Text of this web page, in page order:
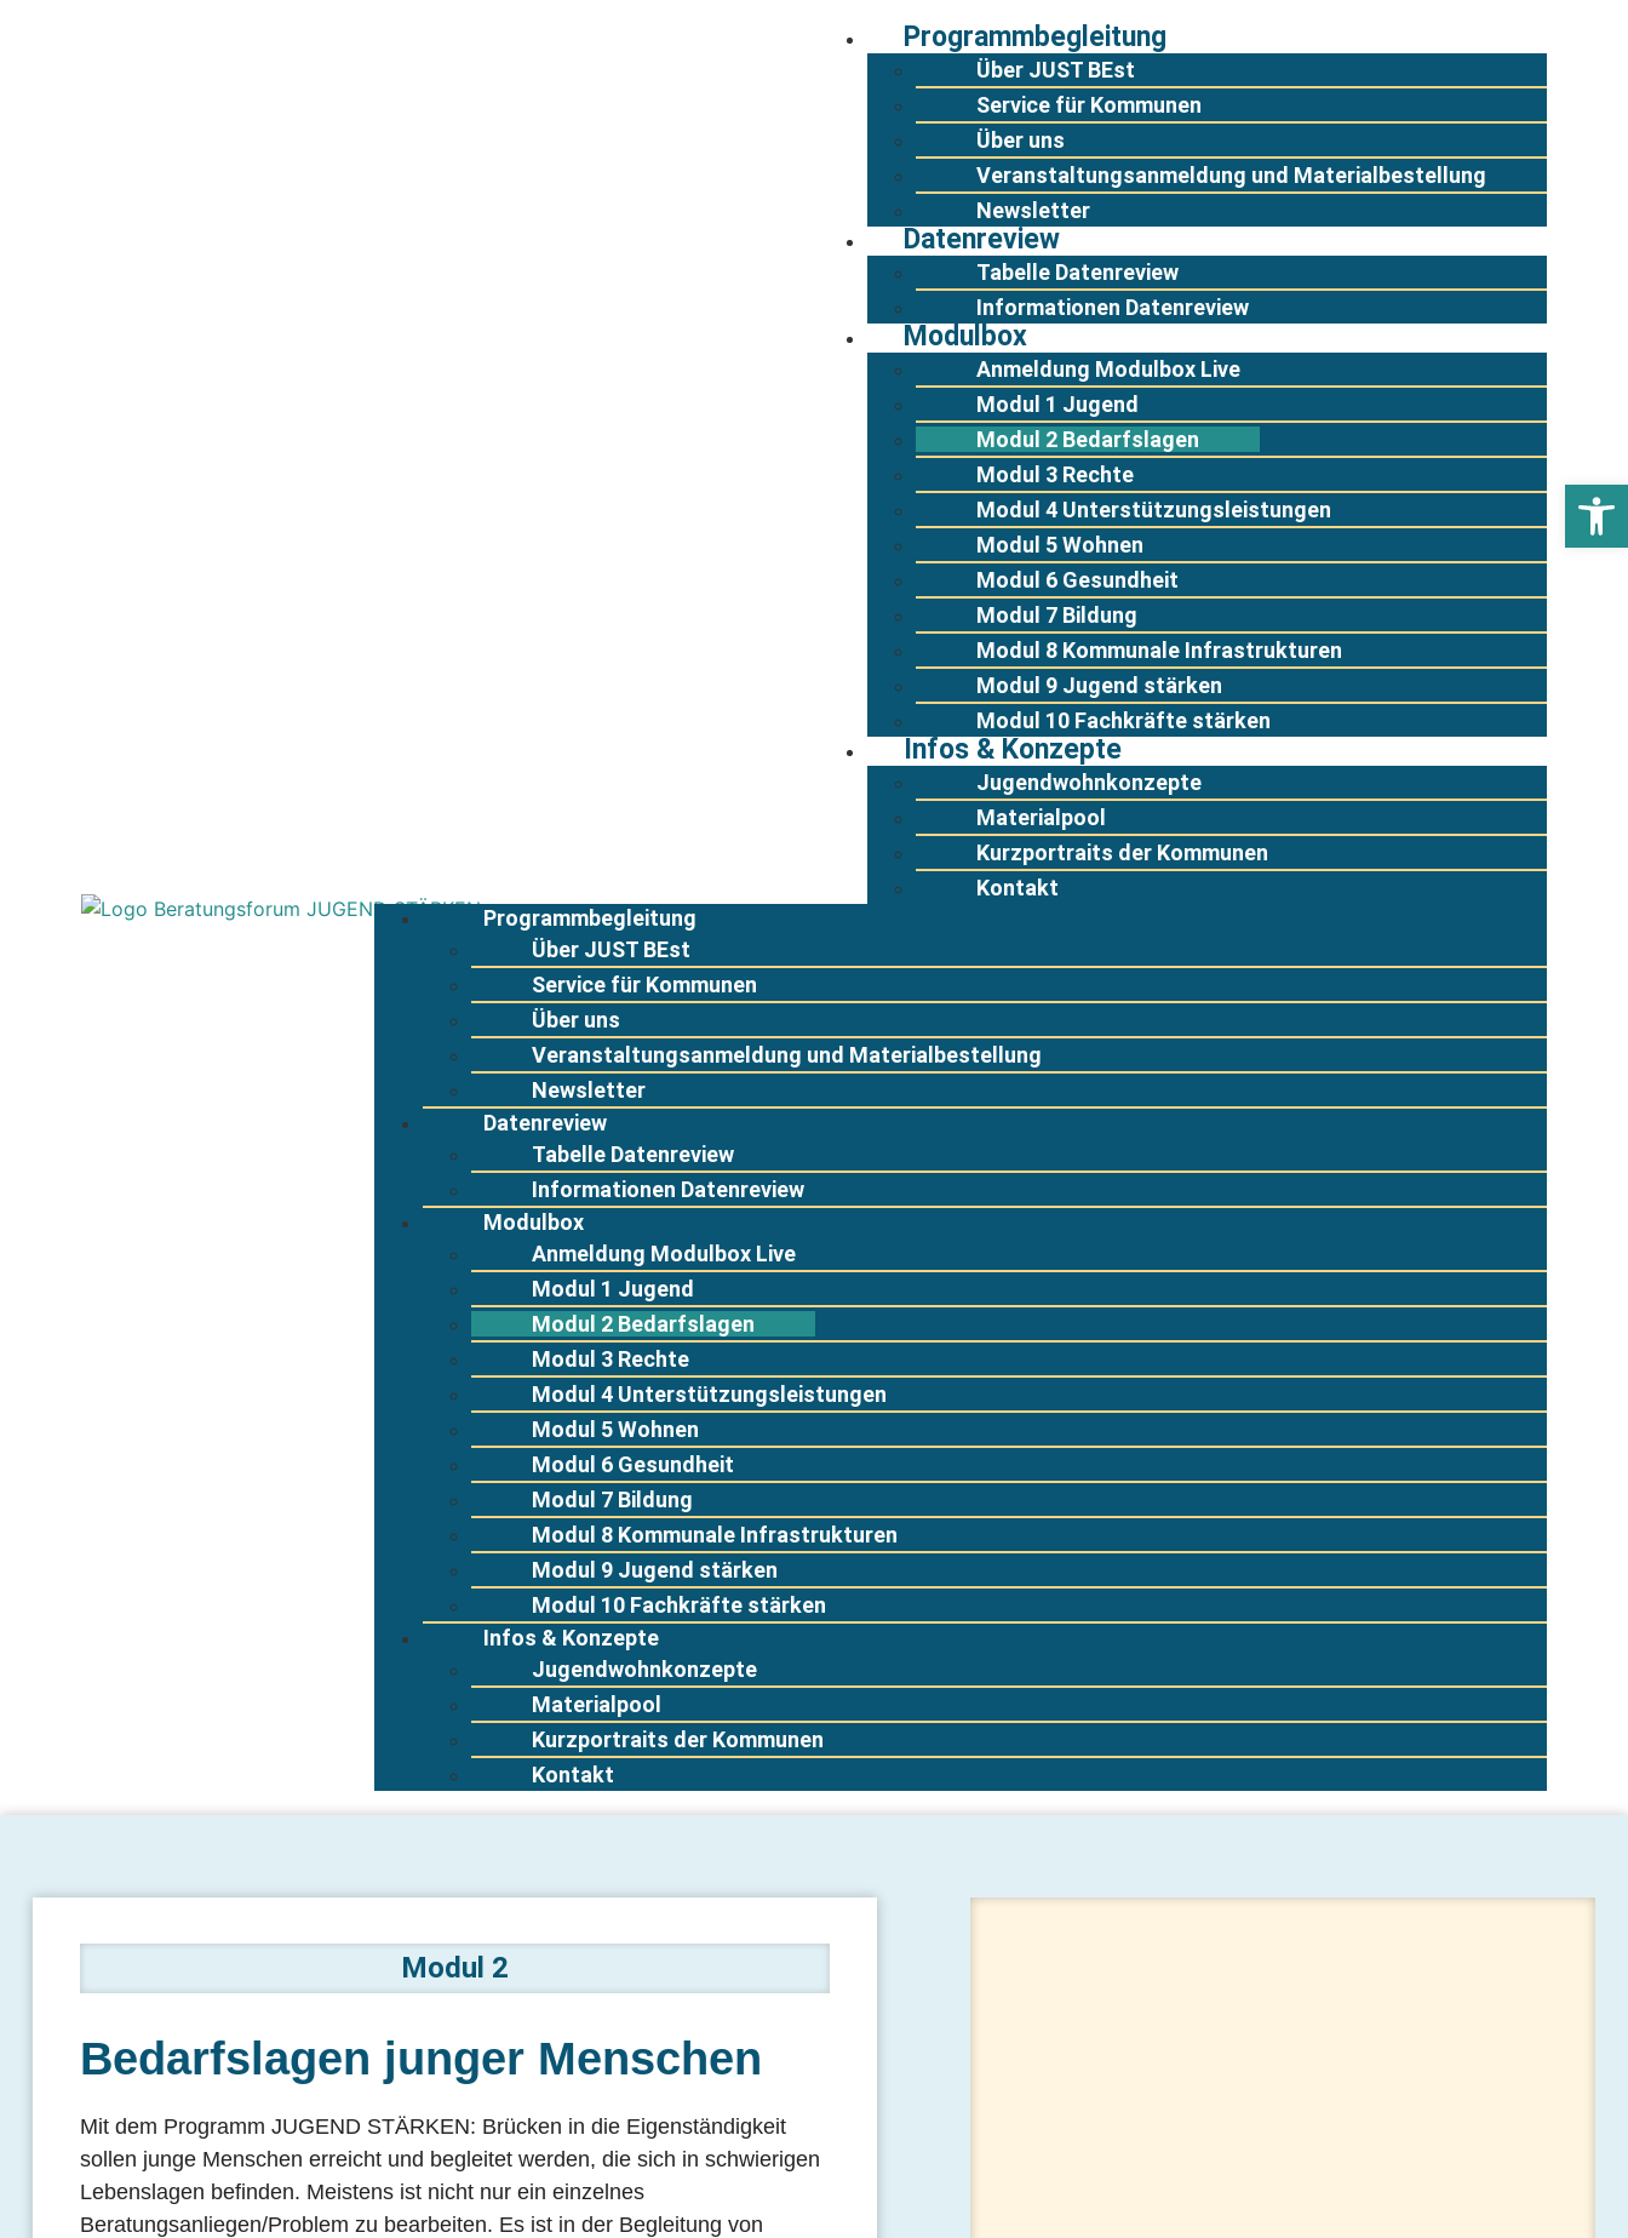
Programmbegleitung
Über JUST BEst
Service für Kommunen
Über uns
Veranstaltungsanmeldung und Materialbestellung
Newsletter
Datenreview
Tabelle Datenreview
Informationen Datenreview
Modulbox
Anmeldung Modulbox Live
Modul 1 Jugend
Modul 2 Bedarfslagen
Modul 3 Rechte
Modul 4 Unterstützungsleistungen
Modul 5 Wohnen
Modul 6 Gesundheit
Modul 7 Bildung
Modul 8 Kommunale Infrastrukturen
Modul 9 Jugend stärken
Modul 10 Fachkräfte stärken
Infos & Konzepte
Jugendwohnkonzepte
Materialpool
Kurzportraits der Kommunen
Kontakt
Programmbegleitung
Über JUST BEst
Service für Kommunen
Über uns
Veranstaltungsanmeldung und Materialbestellung
Newsletter
Datenreview
Tabelle Datenreview
Informationen Datenreview
Modulbox
Anmeldung Modulbox Live
Modul 1 Jugend
Modul 2 Bedarfslagen
Modul 3 Rechte
Modul 4 Unterstützungsleistungen
Modul 5 Wohnen
Modul 6 Gesundheit
Modul 7 Bildung
Modul 8 Kommunale Infrastrukturen
Modul 9 Jugend stärken
Modul 10 Fachkräfte stärken
Infos & Konzepte
Jugendwohnkonzepte
Materialpool
Kurzportraits der Kommunen
Kontakt
Modul 2
Bedarfslagen junger Menschen
Mit dem Programm JUGEND STÄRKEN: Brücken in die Eigenständigkeit
sollen junge Menschen erreicht und begleitet werden, die sich in schwierigen
Lebenslagen befinden. Meistens ist nicht nur ein einzelnes
Beratungsanliegen/Problem zu bearbeiten. Es ist in der Begleitung von